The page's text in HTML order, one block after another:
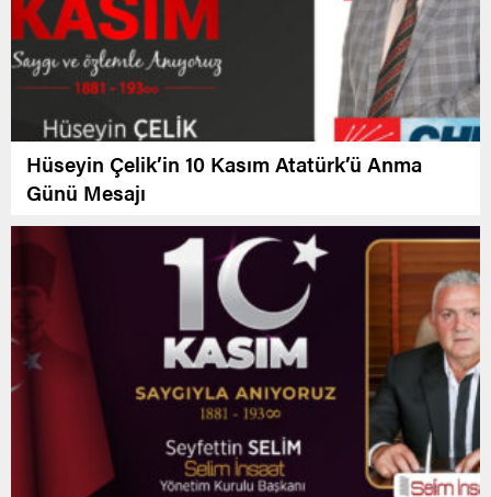
Hüseyin Çelik’in 10 Kasım Atatürk’ü Anma
Günü Mesajı